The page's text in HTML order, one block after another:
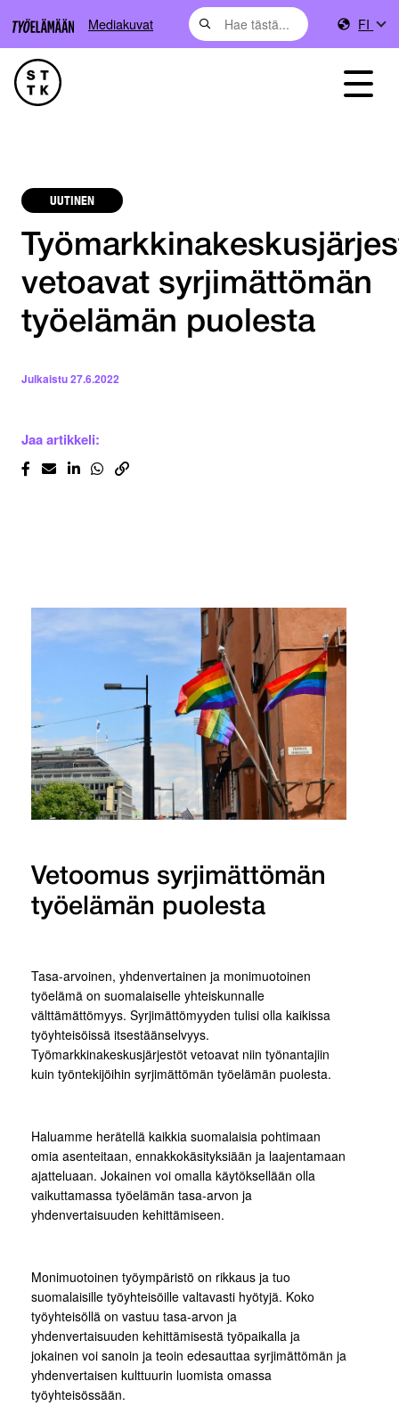
Mediakuvat FI
UUTINEN
vetoavat syrjimättömän
työelämän puolesta
Julkaistu27.6.2022
Jaa artikkeli:
Vetoomus syrjimättömän
työelämän puolesta
Tasa-arvoinen, yhdenvertainen ja monimuotoinen
työelämä on suomalaiselle yhteiskunnalle
välttämättömyys. Syrjimättömyyden tulisi olla kaikissa
työyhteisöissä itsestäänselvyys.
Työmarkkinakeskusjärjestöt vetoavat niin työnantajiin
kuin työntekijöihin syrjimättömän työelämän puolesta.
Haluamme herätellä kaikkia suomalaisia pohtimaan
omia asenteitaan, ennakkokäsityksiään ja laajentamaan
ajatteluaan. Jokainen voi omalla käytöksellään olla
vaikuttamassa työelämän tasa-arvon ja
yhdenvertaisuuden kehittämiseen.
Monimuotoinen työympäristö on rikkaus ja tuo
suomalaisille työyhteisöille valtavasti hyötyjä. Koko
työyhteisöllä on vastuu tasa-arvon ja
yhdenvertaisuuden kehittämisestä työpaikalla ja
jokainen voi sanoin ja teoin edesauttaa syrjimättömän ja
yhdenvertaisen kulttuurin luomista omassa
työyhteisössään.